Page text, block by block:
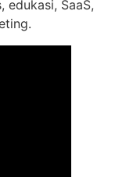
edukasi, SaaS,